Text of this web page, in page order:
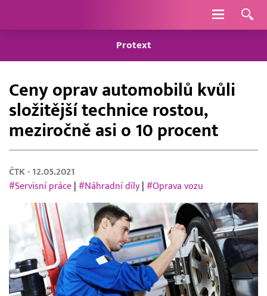
Navigace
Protext
Ceny oprav automobilů kvůli
složitější technice rostou,
meziročně asi o 10 procent
ČTK - 12.05.2021
#Servisní práce #Náhradní díly #Oprava vozu